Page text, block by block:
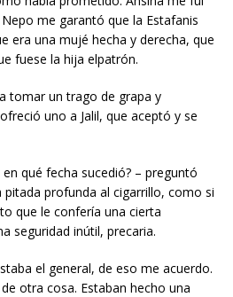
me garantó que la Estafanis
era una mujé hecha y derecha, que
fuese la hija elpatrón.
tomar un trago de grapa y
uno a Jalil, que aceptó y se
qué fecha sucedió? – preguntó
pitada profunda al cigarrillo, como si
que le confería una cierta
seguridad inútil, precaria.
el general, de eso me acuerdo.
otra cosa. Estaban hecho una